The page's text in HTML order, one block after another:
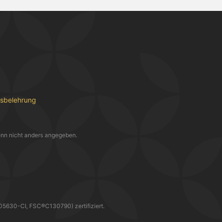
nicht anders angegeben.
CI, FSC®C130790) zertifiziert.